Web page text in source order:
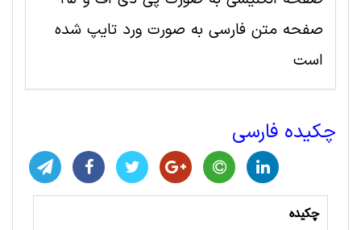
صفحه متن فارسی به صورت ورد تایپ شده
است
چکیده فارسی
چکیده